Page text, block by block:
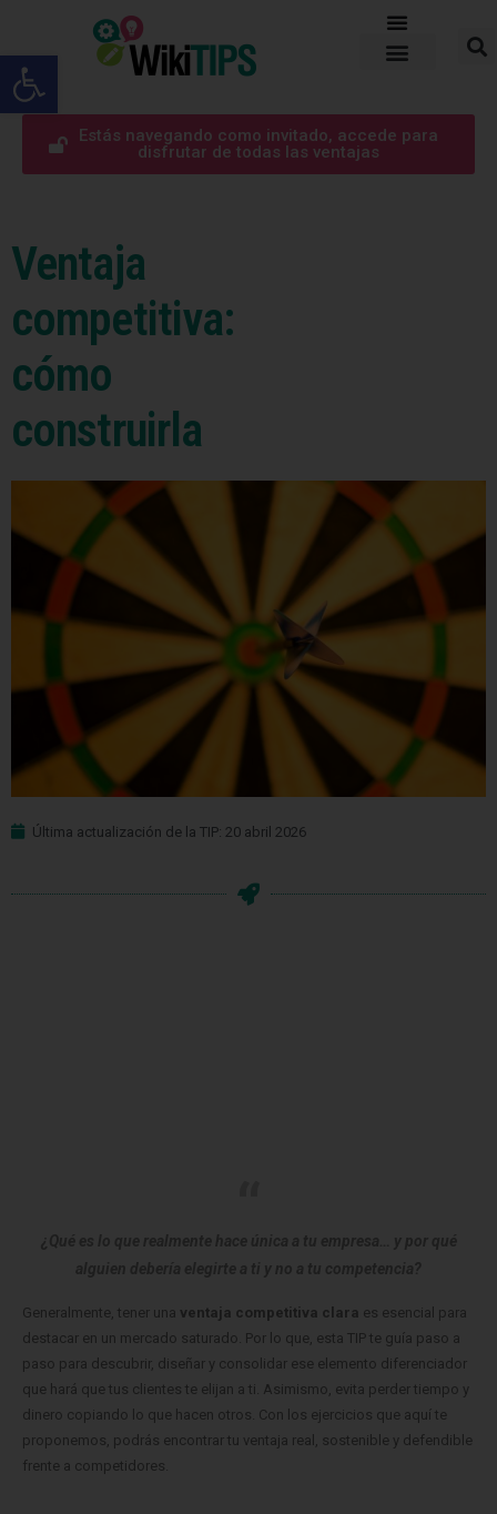
Abrir barra de herramientas
Estás navegando como invitado, accede para
disfrutar de todas las ventajas
Ventaja
competitiva:
cómo
construirla
Última actualización de la TIP: 20 abril 2026
Generalmente, tener una ventaja competitiva clara es esencial para
destacar en un mercado saturado. Por lo que, esta TIP te guía paso a
paso para descubrir, diseñar y consolidar ese elemento diferenciador
que hará que tus clientes te elijan a ti. Asimismo, evita perder tiempo y
dinero copiando lo que hacen otros. Con los ejercicios que aquí te
proponemos, podrás encontrar tu ventaja real, sostenible y defendible
frente a competidores.